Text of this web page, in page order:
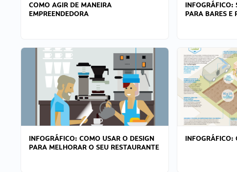
COMO AGIR DE MANEIRA
EMPREENDEDORA
INFOGRÁFICO:
PARA BARES E
INFOGRÁFICO: COMO USAR O DESIGN
PARA MELHORAR O SEU RESTAURANTE
INFOGRÁFICO: